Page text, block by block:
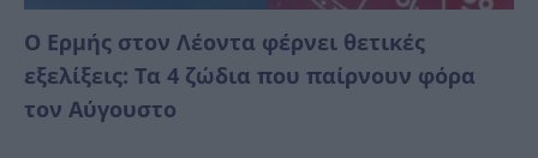
Ο Ερμής στον Λέοντα φέρνει θετικές
εξελίξεις: Τα 4 ζώδια που παίρνουν φόρα
τον Αύγουστο